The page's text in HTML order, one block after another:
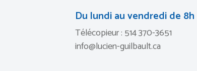
Du lundi au vendredi de 8h
Télécopieur : 514 370-3651
info@lucien-guilbault.ca